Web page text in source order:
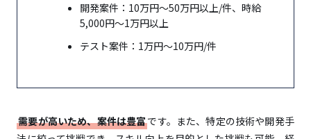
自由に使える時間が大幅に減る
本業に支障が出るリスクとコンプライアンスの問
副業経験のあるIT人材は14.3％
開発案件：10万円〜50万円以上/件、時給
5,000円〜1万円以上
テスト案件：1万円〜10万円/件
需要が高いため、案件は豊富です。また、特定の技術や開発手